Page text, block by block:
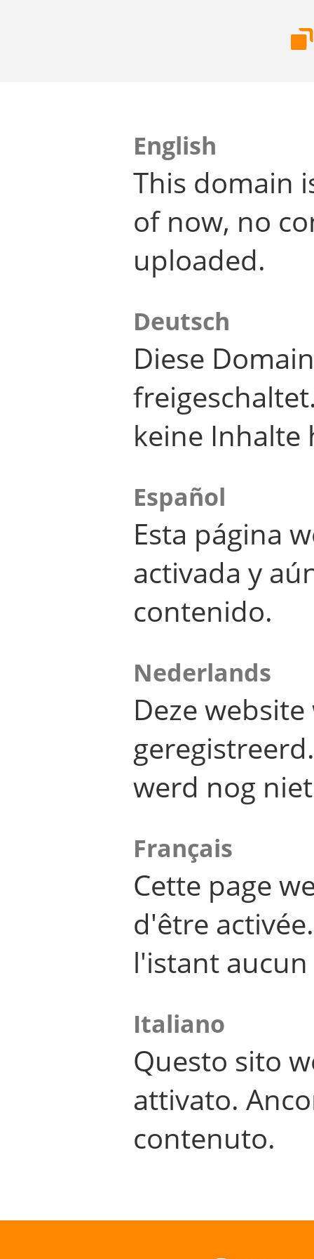
English
This domain
of now, no
uploaded.
Deutsch
Diese
keine Inhalte
Español
Esta página
activada y
contenido.
Nederlands
Deze
werd nog
Français
Cette page
d'être
l'istant
Italiano
Questo sito
attivato.
contenuto.